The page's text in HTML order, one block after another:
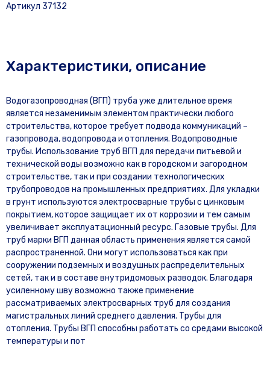
Артикул 37132
Характеристики, описание
Водогазопроводная (ВГП) труба уже длительное время
является незаменимым элементом практически любого
строительства, которое требует подвода коммуникаций –
газопровода, водопровода и отопления. Водопроводные
трубы. Использование труб ВГП для передачи питьевой и
технической воды возможно как в городском и загородном
строительстве, так и при создании технологических
трубопроводов на промышленных предприятиях. Для укладки
в грунт используются электросварные трубы с цинковым
покрытием, которое защищает их от коррозии и тем самым
увеличивает эксплуатационный ресурс. Газовые трубы. Для
труб марки ВГП данная область применения является самой
распространенной. Они могут использоваться как при
сооружении подземных и воздушных распределительных
сетей, так и в составе внутридомовых разводок. Благодаря
усиленному шву возможно также применение
рассматриваемых электросварных труб для создания
магистральных линий среднего давления. Трубы для
отопления. Трубы ВГП способны работать со средами высокой
температуры и пот